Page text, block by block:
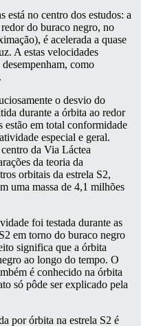
está no centro dos estudos: a
do buraco negro, no
é acelerada a quase
A estas velocidades
como
o desvio do
durante a órbita ao redor
estão em total conformidade
especial e geral.
da Via Láctea
da teoria da
orbitais da estrela S2,
uma massa de 4,1 milhões
foi testada durante as
em torno do buraco negro
significa que a órbita
ao longo do tempo. O
é conhecido na órbita
só pôde ser explicado pela
por órbita na estrela S2 é